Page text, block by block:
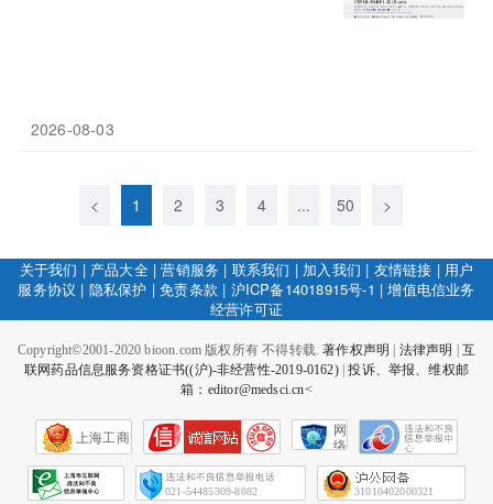
2026-08-03
< 1 2 3 4 ... 50 >
关于我们 | 产品大全|营销服务 | 联系我们 | 加入我们 | 友情链接 | 用户
服务协议 | 隐私保护 |免责条款 | 沪ICP备14018915号-1 |增值电信业务
经营许可证
Copyright©2001-2020 bioon.com 版权所有 不得转载.著作权声明 法律声明
互
联网药品信息服务资格证书((沪)-非经营性-2019-0162)|投诉、举报、维权邮
箱：editor@medsci.cn<
上海工商
网
络
会
征
021-54485309-8082 31010402000321